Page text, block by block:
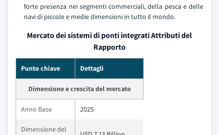
forte presenza nei segmenti commerciali, della pesca e delle
navi di piccole e medie dimensioni in tutto il mondo.
Mercato dei sistemi di ponti integrati Attributi del
Rapporto
Punto chiave Dettagli
Dimensione e crescita del mercato
Anno Base 2025
Dimensione del